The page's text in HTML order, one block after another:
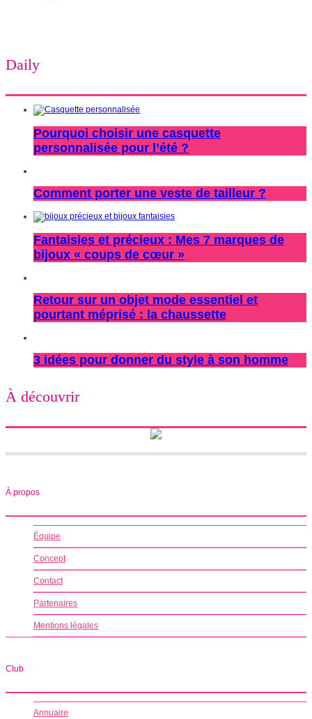
Daily
Pourquoi choisir une casquette
personnalisée pour l’été ?
Comment porter une veste de tailleur ?
Fantaisies et précieux : Mes 7 marques de
bijoux « coups de cœur »
Retour sur un objet mode essentiel et
pourtant méprisé : la chaussette
3 idées pour donner du style à son homme
À découvrir
À propos
Équipe
Concept
Contact
Partenaires
Mentions légales
Club
Annuaire